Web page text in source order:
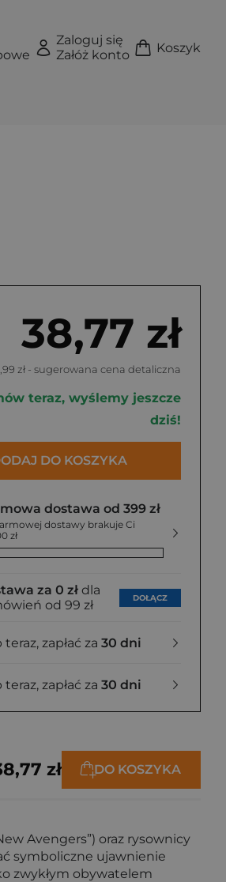
Zaloguj się
Załóż konto
Koszyk
38,77 zł
zł - sugerowana cena detaliczna
teraz, wyślemy jeszcze
dziś!
DO KOSZYKA
dostawa od 399 zł
dostawy brakuje Ci
zł
za 0 zł dla
od 99 zł
DOŁĄCZ
teraz, zapłać za 30 dni
teraz, zapłać za 30 dni
zł DO KOSZYKA
Avengers”) oraz rysownicy
symboliczne ujawnienie
zwykłym obywatelem